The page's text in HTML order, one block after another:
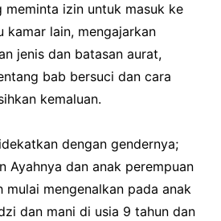
meminta izin untuk masuk ke
kamar lain, mengajarkan
jenis dan batasan aurat,
bab bersuci dan cara
kemaluan.
dengan gendernya;
Ayahnya dan anak perempuan
mulai mengenalkan pada anak
dan mani di usia 9 tahun dan